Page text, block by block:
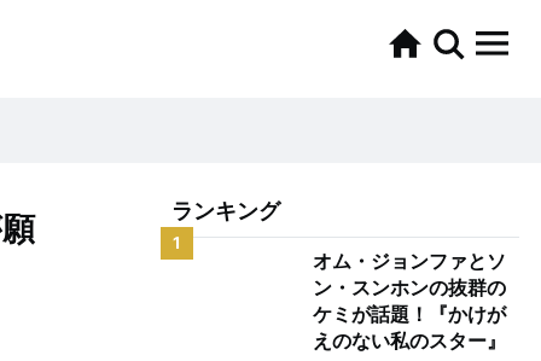
ランキング
1
オム・ジョンファとソ
ン・スンホンの抜群の
ケミが話題！『かけが
えのない私のスター』